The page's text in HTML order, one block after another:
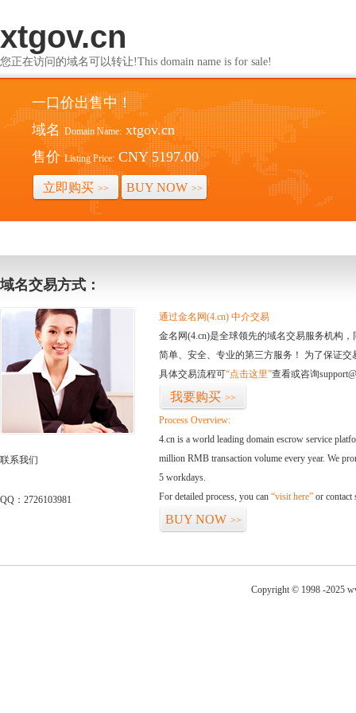
xtgov.cn
您正在访问的域名可以转让!This domain name is for sale!
一口价出售中！
域名 Domain Name: xtgov.cn
售价 Listing Price: CNY 5197.00
立即购买 >> BUY NOW >>
域名交易方式：
联系我们
QQ：2726103981
通过金名网(4.cn) 中介交易
金名网(4.cn)是全球领先的域名交易服务机构
简单、安全、专业的第三方服务！ 为了保证
具体交易流程可“点击这里”查看或咨询
我要购买 >>
Process Overview:
4.cn is a world leading domain escrow service
million RMB transaction volume every year. We
5 workdays.
For detailed process, you can “visit here” or contact
BUY NOW >>
Copyright © 1998 -2025